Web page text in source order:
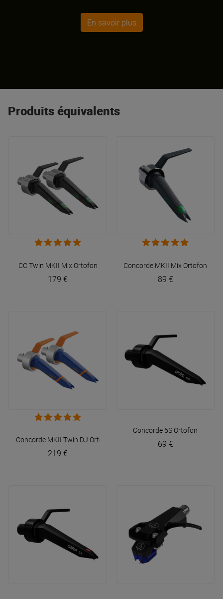
En savoir plus
Produits équivalents
CC Twin MKII Mix Ortofon
179 €
Concorde MKII Mix Ortofon
89 €
Concorde MKII Twin DJ Ortofon
219 €
Concorde 5S Ortofon
69 €